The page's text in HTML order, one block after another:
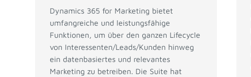
Dynamics 365 for Marketing bietet
umfangreiche und leistungsfähige
Funktionen, um über den ganzen Lifecycle
von Interessenten/Leads/Kunden hinweg
ein datenbasiertes und relevantes
Marketing zu betreiben. Die Suite hat